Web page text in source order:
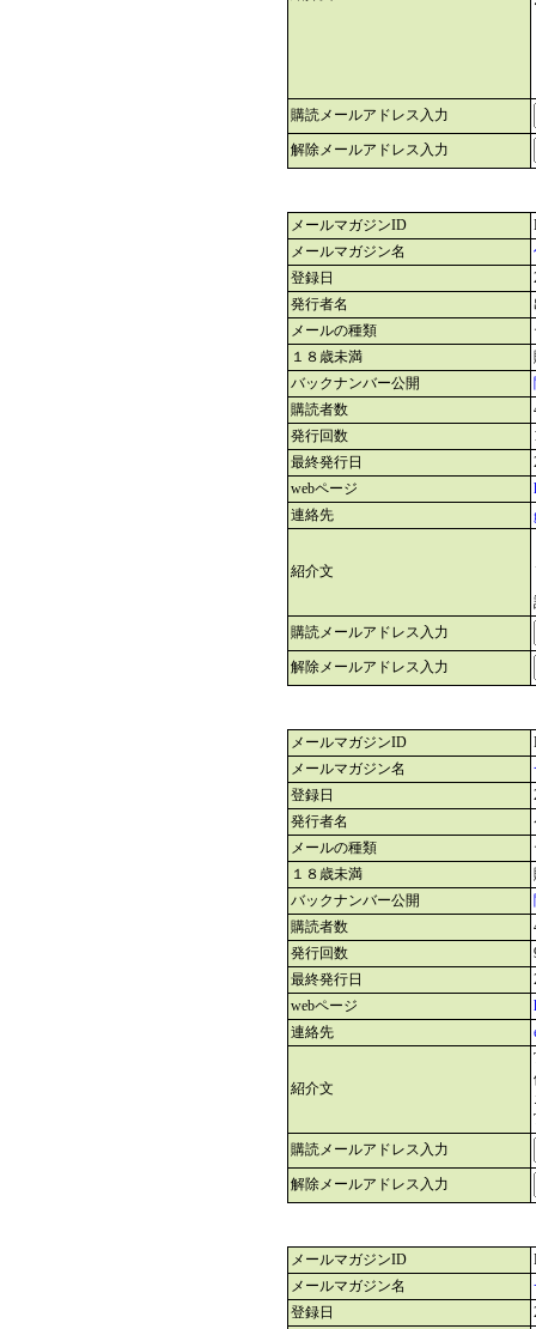
購読メールアドレス入力
解除メールアドレス入力
メールマガジンID
メールマガジン名
登録日
発行者名
メールの種類
１８歳未満
バックナンバー公開
購読者数
発行回数
最終発行日
webページ
連絡先
紹介文
購読メールアドレス入力
解除メールアドレス入力
メールマガジンID
メールマガジン名
登録日
発行者名
メールの種類
１８歳未満
バックナンバー公開
購読者数
発行回数
最終発行日
webページ
連絡先
紹介文
購読メールアドレス入力
解除メールアドレス入力
メールマガジンID
メールマガジン名
登録日